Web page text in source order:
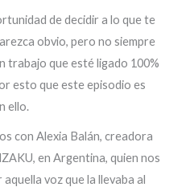
de decidir a lo que te
obvio, pero no siempre
trabajo que esté ligado 100%
esto que este episodio es
ello.
con Alexia Balán, creadora
en Argentina, quien nos
voz que la llevaba al